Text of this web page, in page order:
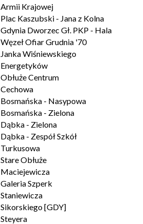
Armii Krajowej
Plac Kaszubski - Jana z Kolna
Gdynia Dworzec Gł. PKP - Hala
Węzeł Ofiar Grudnia '70
Janka Wiśniewskiego
Energetyków
Obłuże Centrum
Cechowa
Bosmańska - Nasypowa
Bosmańska - Zielona
Dąbka - Zielona
Dąbka - Zespół Szkół
Turkusowa
Stare Obłuże
Maciejewicza
Galeria Szperk
Staniewicza
Sikorskiego [GDY]
Steyera